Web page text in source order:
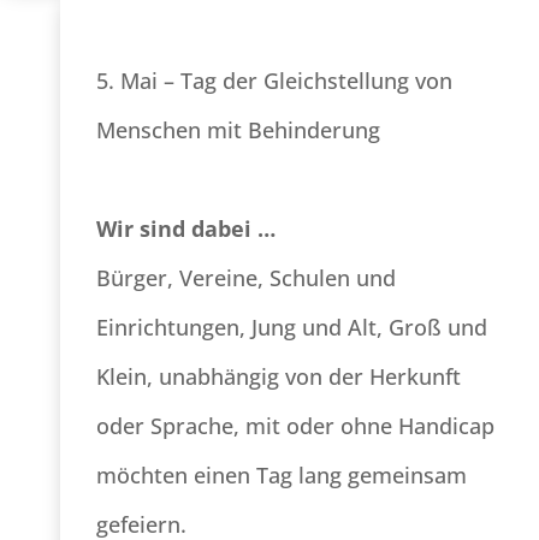
5. Mai – Tag der Gleichstellung von
Menschen mit Behinderung
Wir sind dabei …
Bürger, Vereine, Schulen und
Einrichtungen, Jung und Alt, Groß und
Klein, unabhängig von der Herkunft
oder Sprache, mit oder ohne Handicap
möchten einen Tag lang gemeinsam
gefeiern.